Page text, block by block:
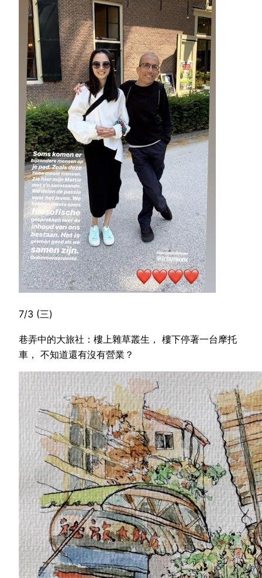
7/3 (三)
巷弄中的大旅社：樓上雜草叢生， 樓下停著一台摩托
車， 不知道還有沒有營業？